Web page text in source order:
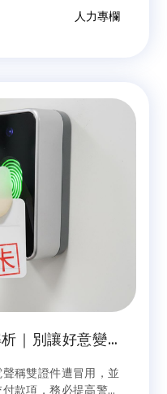
人力專欄
｜別讓好意變
稱雙證件遭冒用，並
款項，務必提高警